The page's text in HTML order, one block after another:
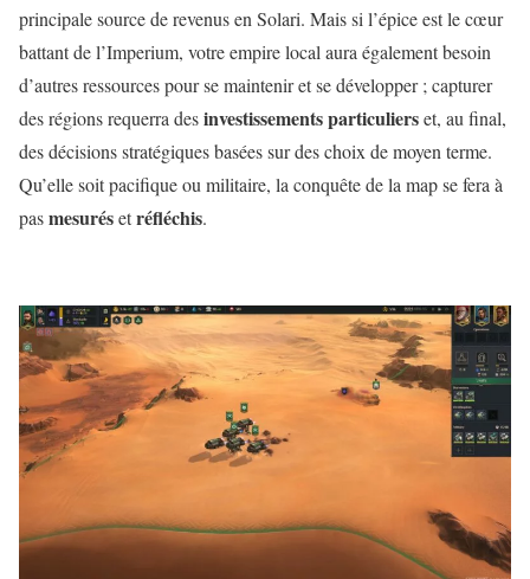
principale source de revenus en Solari. Mais si l’épice est le cœur
battant de l’Imperium, votre empire local aura également besoin
d’autres ressources pour se maintenir et se développer ; capturer
des régions requerra desinvestissementsparticulierset, au final,
des décisions stratégiques basées sur des choix de moyen terme.
Qu’elle soit pacifique ou militaire, la conquête de la map se fera à
pasmesurésetréfléchis.